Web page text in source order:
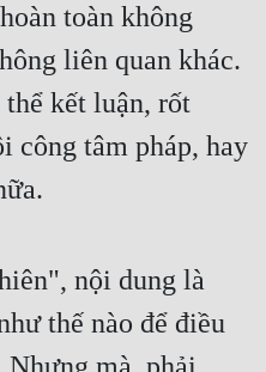
toàn không
liên quan khác.
thể kết luận, rốt
công tâm pháp, hay
nội dung là
thế nào để điều